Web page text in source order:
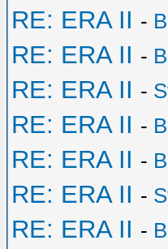
RE: ERA II -
RE: ERA II -
RE: ERA II -
RE: ERA II -
RE: ERA II -
RE: ERA II -
RE: ERA II -